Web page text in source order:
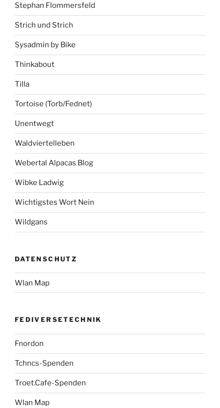
Stephan Flommersfeld
Strich und Strich
Sysadmin by Bike
Thinkabout
Tilla
Tortoise (Torb/Fednet)
Unentwegt
Waldviertelleben
Webertal Alpacas Blog
Wibke Ladwig
Wichtigstes Wort Nein
Wildgans
DATENSCHUTZ
Wlan Map
FEDIVERSETECHNIK
Fnordon
Tchncs-Spenden
Troet.Cafe-Spenden
Wlan Map